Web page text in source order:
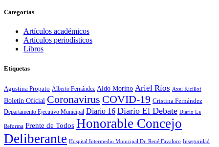
Categorías
Artículos académicos
Artículos periodísticos
Libros
Etiquetas
Agustina Propato Alberto Fernández Aldo Morino Ariel Ríos Axel Kicillof
Boletín Oficial Coronavirus COVID-19 Cristina Fernández
Departamento Ejecutivo Municipal Diario 16 Diario El Debate Diario La
Reforma Frente de Todos Honorable Concejo
Deliberante Hospital Intermedio Municipal Dr. René Favaloro Inseguridad